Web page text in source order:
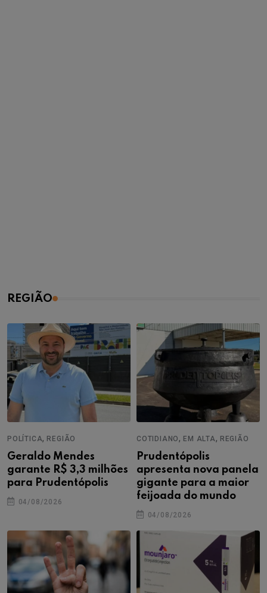
REGIÃO
POLÍTICA, REGIÃO
Geraldo Mendes
garante R$ 3,3 milhões
para Prudentópolis
04/08/2026
COTIDIANO , EM ALTA , REGIÃO
Prudentópolis
apresenta nova panela
gigante para a maior
feijoada do mundo
04/08/2026